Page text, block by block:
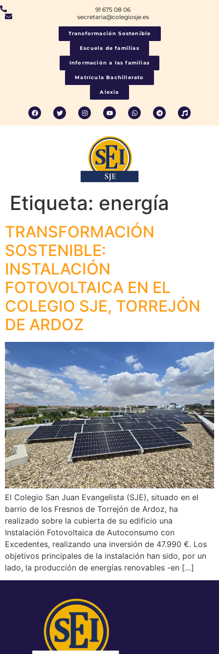
91 675 08 06
secretaria@colegiosje.es
Transformación Sostenible
Escuela de familias
Información a las familias
Matrícula Bachillerato
Alexia
Etiqueta: energía
TRANSFORMACIÓN
SOSTENIBLE:
INSTALACIÓN
FOTOVOLTAICA EN EL
COLEGIO SJE, TORREJÓN
DE ARDOZ
El Colegio San Juan Evangelista (SJE), situado en el
barrio de los Fresnos de Torrejón de Ardoz, ha
realizado sobre la cubierta de su edificio una
Instalación Fotovoltaica de Autoconsumo con
Excedentes, realizando una inversión de 47.990 €. Los
objetivos principales de la instalación han sido, por un
lado, la producción de energías renovables -en […]